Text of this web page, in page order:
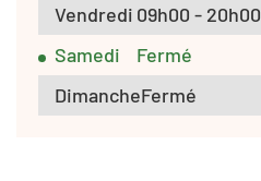
Vendredi 09h00 - 20h00
Samedi
Fermé
DimancheFermé